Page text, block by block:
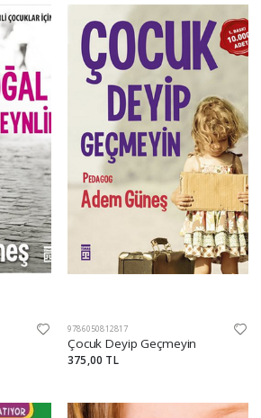
9786050812817
Çocuk Deyip Geçmeyin
375,00 TL